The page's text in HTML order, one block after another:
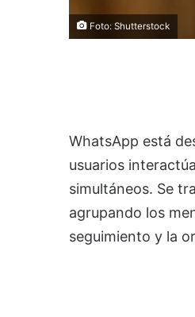
Foto: Shutterstock
WhatsApp está
usuarios
simultáneos. Se
agrupando los
seguimiento y la